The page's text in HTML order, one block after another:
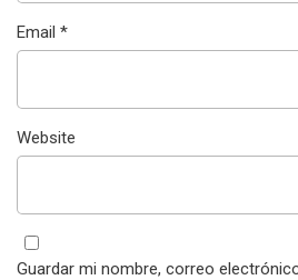
Email *
Website
Guardar mi nombre, correo